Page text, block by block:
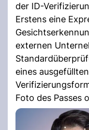
der ID-
Erstens eine
externen
eines
Foto des Passes